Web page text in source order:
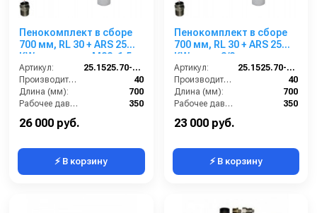
Пенокомплект в сборе
700 мм, RL 30 + ARS 25
KW нерж; вход М22х1,5ш.
Артикул:
25.1525.70-KW2 (нерж.)
Производительность (л/мин):
40
Длина (мм):
700
Рабочее давление (бар):
350
26 000 руб.
⚡ В корзину
Пенокомплект в сборе
700 мм, RL 30 + ARS 25
KW; вход 3/8ш.
Артикул:
25.1525.70-KW3
Производительность (л/мин):
40
Длина (мм):
700
Рабочее давление (бар):
350
23 000 руб.
⚡ В корзину